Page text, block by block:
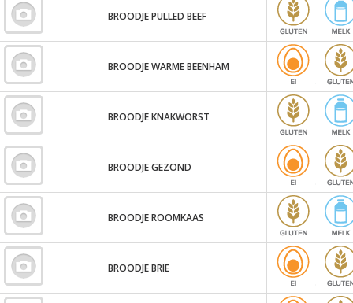
BROODJE PULLED BEEF
BROODJE WARME BEENHAM
BROODJE KNAKWORST
BROODJE GEZOND
BROODJE ROOMKAAS
BROODJE BRIE